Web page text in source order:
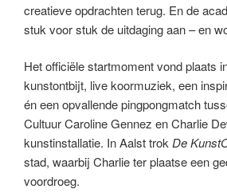
creatieve opdrachten terug. En de
stuk voor stuk de uitdaging aan – en
Het officiële startmoment vond plaats
kunstontbijt, live koormuziek, een
én een opvallende pingpongmatch
Cultuur Caroline Gennez en Charlie
kunstinstallatie. In Aalst trok De
stad, waarbij Charlie ter plaatse een
voordroeg.